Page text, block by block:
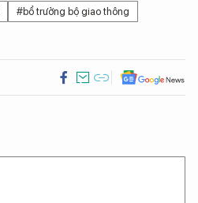
#bổ trưởng bộ giao thông